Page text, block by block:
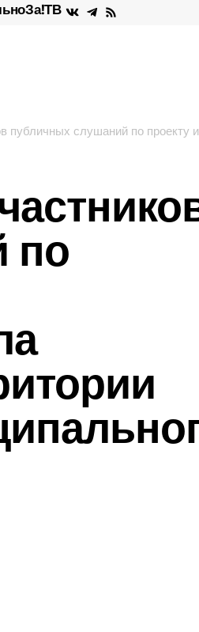
За!ТВ
и дополнений в Правила благоустройства территории Васильевского
по